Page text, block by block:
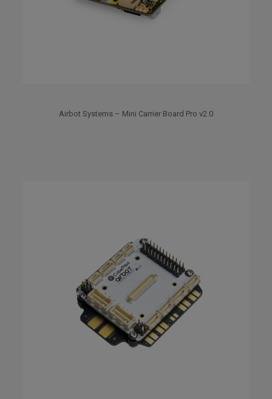
Airbot Systems – Mini Carrier Board Pro v2.0